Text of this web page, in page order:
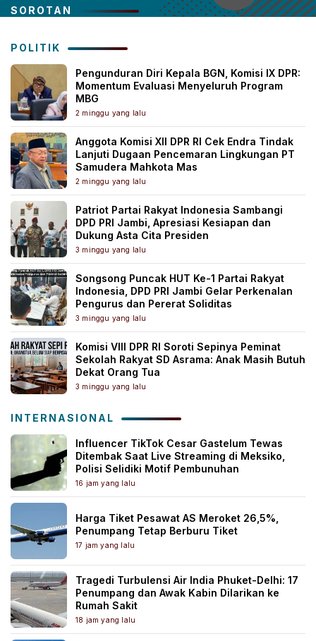
SOROTAN
POLITIK
Pengunduran Diri Kepala BGN, Komisi IX DPR:
Momentum Evaluasi Menyeluruh Program
MBG
2 minggu yang lalu
Anggota Komisi XII DPR RI Cek Endra Tindak
Lanjuti Dugaan Pencemaran Lingkungan PT
Samudera Mahkota Mas
2 minggu yang lalu
Patriot Partai Rakyat Indonesia Sambangi
DPD PRI Jambi, Apresiasi Kesiapan dan
Dukung Asta Cita Presiden
3 minggu yang lalu
Songsong Puncak HUT Ke-1 Partai Rakyat
Indonesia, DPD PRI Jambi Gelar Perkenalan
Pengurus dan Pererat Soliditas
3 minggu yang lalu
Komisi VIII DPR RI Soroti Sepinya Peminat
Sekolah Rakyat SD Asrama: Anak Masih Butuh
Dekat Orang Tua
3 minggu yang lalu
INTERNASIONAL
Influencer TikTok Cesar Gastelum Tewas
Ditembak Saat Live Streaming di Meksiko,
Polisi Selidiki Motif Pembunuhan
16 jam yang lalu
Harga Tiket Pesawat AS Meroket 26,5%,
Penumpang Tetap Berburu Tiket
17 jam yang lalu
Tragedi Turbulensi Air India Phuket-Delhi: 17
Penumpang dan Awak Kabin Dilarikan ke
Rumah Sakit
18 jam yang lalu